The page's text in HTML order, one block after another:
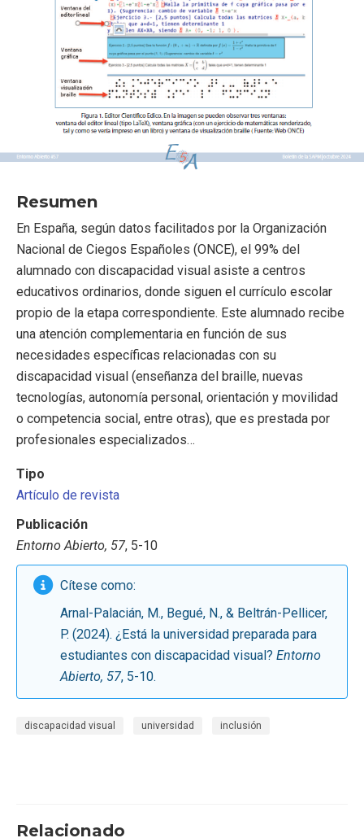
Resumen
En España, según datos facilitados por la Organización
Nacional de Ciegos Españoles (ONCE), el 99% del
alumnado con discapacidad visual asiste a centros
educativos ordinarios, donde siguen el currículo escolar
propio de la etapa correspondiente. Este alumnado recibe
una atención complementaria en función de sus
necesidades específicas relacionadas con su
discapacidad visual (enseñanza del braille, nuevas
tecnologías, autonomía personal, orientación y movilidad
o competencia social, entre otras), que es prestada por
profesionales especializados…
Tipo
Artículo de revista
Publicación
Entorno Abierto, 57, 5-10
Cítese como:
Arnal-Palacián, M., Begué, N., & Beltrán-Pellicer,
P. (2024). ¿Está la universidad preparada para
estudiantes con discapacidad visual? Entorno
Abierto, 57, 5-10.
discapacidad visual universidad inclusión
Relacionado